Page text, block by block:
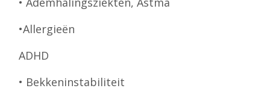
•Allergieën
ADHD
• Bekkeninstabiliteit